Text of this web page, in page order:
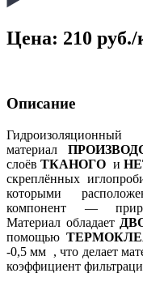
Цена: 210
Описание
материал
слоёвТКАНОГО и
скреплённых
которыми
компонент —
Материал обладает
помощью
-0,5 мм , что делает
коэффициент